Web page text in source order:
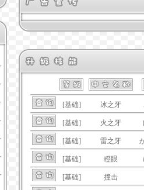
[基础] 冰之牙
[基础] 火之牙
[基础] 雷之牙
[基础] 瞪眼
[基础] 撞击